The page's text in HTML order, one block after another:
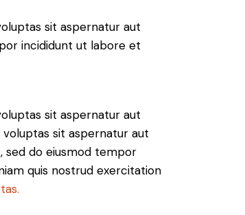
sit aspernatur aut
incididunt ut labore et
sit aspernatur aut
sit aspernatur aut
sed do eiusmod tempor
quis nostrud exercitation